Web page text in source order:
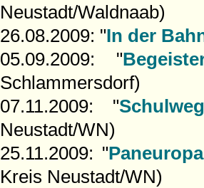
Neustadt/Waldnaab)
26.08.2009: "In der
05.09.2009: "
Schlammersdorf)
07.11.2009: "
Neustadt/WN)
25.11.2009: "
Kreis Neustadt/WN)